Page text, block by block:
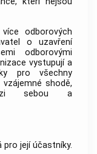
odborových
o uzavření
odborovými
vystupují a
pro všechny
shodě,
sebou a
pro její účastníky.